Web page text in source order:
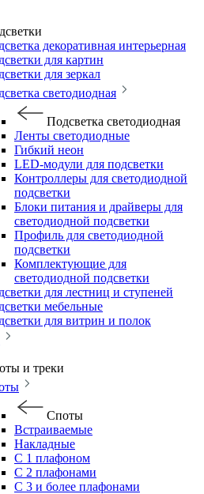
декоративная интерьерная
для картин
для зеркал
светодиодная
Подсветка светодиодная
Ленты светодиодные
Гибкий неон
LED-модули для подсветки
Контроллеры для светодиодной
подсветки
Блоки питания и драйверы для
светодиодной подсветки
Профиль для светодиодной
подсветки
Комплектующие для
светодиодной подсветки
для лестниц и ступеней
мебельные
для витрин и полок
и треки
Споты
Встраиваемые
Накладные
С 1 плафоном
С 2 плафонами
С 3 и более плафонами